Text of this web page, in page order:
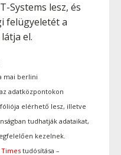
Systems lesz, és
felügyeletét a
el.
mai berlini
adatközpontokon
elérhető lesz, illetve
tudhatják adataikat,
kezelnek.
Times tudósítása –